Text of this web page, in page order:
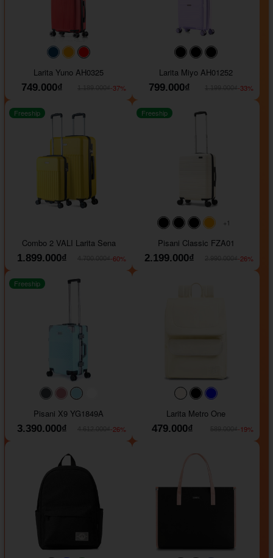
#093f69#ffa500
Larita Yuno AH0325
749.000₫
-37%
#000000#000000
Larita Miyo AH01252
799.000₫
-33%
Freeship
Combo 2 VALI Larita Sena
1.899.000₫
-60%
#000000#000000
#000000
#ffa500
+1
Freeship
Pisani Classic FZA01
2.199.000₫
-26%
#40454a#b76e79
#9ad8e7
Freeship
Pisani X9 YG1849A
3.390.000₫
-26%
#faf0e6#000000
Larita Metro One
479.000₫
-19%